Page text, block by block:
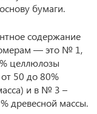
бумаги.
содержание
— это № 1,
целлюлозы
50 до 80%
и в № 3 –
древесной массы.